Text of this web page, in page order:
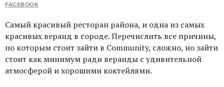
FACEBOOK
Самый красивый ресторан района, и одна из самых
красивых веранд в городе. Перечислить все причины,
по которым стоит зайти в Community, сложно, но зайти
стоит как минимум ради веранды с удивительной
атмосферой и хорошими коктейлями.